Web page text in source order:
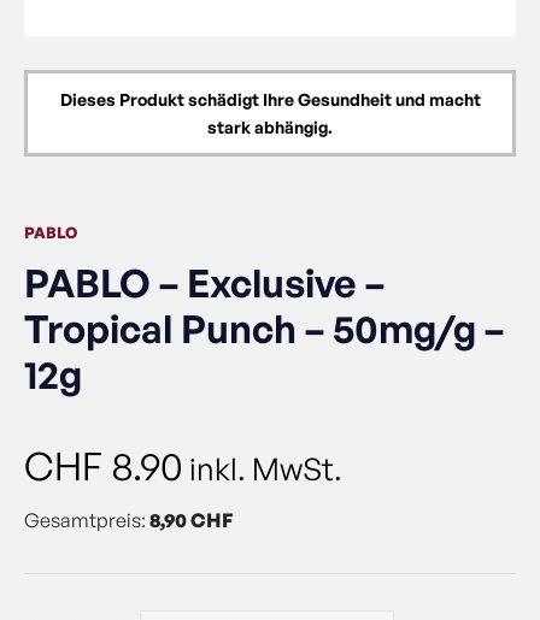
Dieses Produkt schädigt Ihre Gesundheit und macht
stark abhängig.
PABLO
PABLO – Exclusive –
Tropical Punch – 50mg/g –
12g
CHF 8.90 inkl. MwSt.
Gesamtpreis: 8,90 CHF